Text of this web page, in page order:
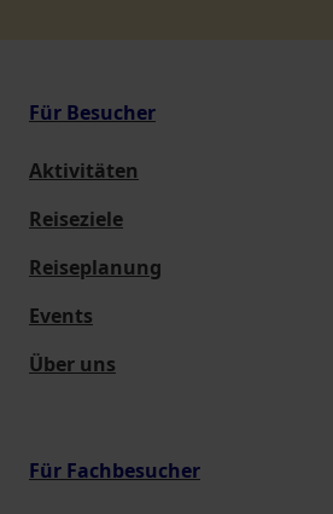
Für Besucher
Aktivitäten
Reiseziele
Reiseplanung
Events
Über uns
Für Fachbesucher